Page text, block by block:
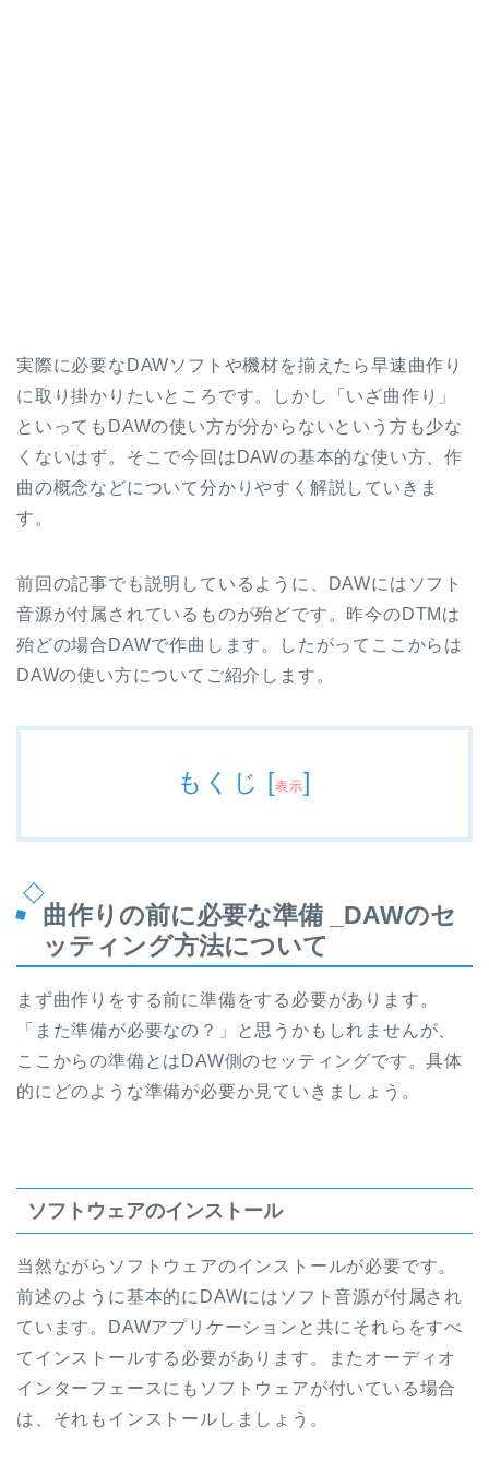
実際に必要なDAWソフトや機材を揃えたら早速曲作り
に取り掛かりたいところです。しかし「いざ曲作り」
といってもDAWの使い方が分からないという方も少な
くないはず。そこで今回はDAWの基本的な使い方、作
曲の概念などについて分かりやすく解説していきま
す。
前回の記事でも説明しているように、DAWにはソフト
音源が付属されているものが殆どです。昨今のDTMは
殆どの場合DAWで作曲します。したがってここからは
DAWの使い方についてご紹介します。
もくじ [表示]
曲作りの前に必要な準備 _DAWのセ
ッティング方法について
まず曲作りをする前に準備をする必要があります。
「また準備が必要なの？」と思うかもしれませんが、
ここからの準備とはDAW側のセッティングです。具体
的にどのような準備が必要か見ていきましょう。
ソフトウェアのインストール
当然ながらソフトウェアのインストールが必要です。
前述のように基本的にDAWにはソフト音源が付属され
ています。DAWアプリケーションと共にそれらをすべ
てインストールする必要があります。またオーディオ
インターフェースにもソフトウェアが付いている場合
は、それもインストールしましょう。